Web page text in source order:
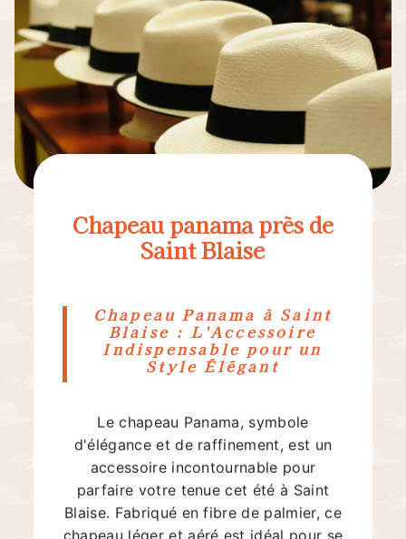
Chapeau panama près de
Saint Blaise
Chapeau Panama à Saint
Blaise : L'Accessoire
Indispensable pour un
Style Élégant
Le chapeau Panama, symbole
d'élégance et de raffinement, est un
accessoire incontournable pour
parfaire votre tenue cet été à Saint
Blaise. Fabriqué en fibre de palmier, ce
chapeau léger et aéré est idéal pour se